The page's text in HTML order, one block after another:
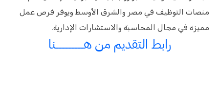
منصات التوظيف في مصر والشرق الأوسط ويوفر فرص عمل
مميزة في مجال المحاسبة والاستشارات الإدارية.
رابط التقديم من هـــــــــــــــــــنا